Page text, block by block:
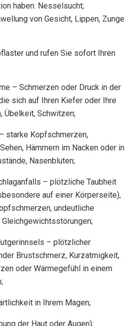
haben: Nesselsucht;
von Gesicht, Lippen, Zunge
und rufen Sie sofort Ihren
– Schmerzen oder Druck in der
sich auf Ihren Kiefer oder Ihre
Übelkeit, Schwitzen;
starke Kopfschmerzen,
Hämmern im Nacken oder in
Nasenbluten;
– plötzliche Taubheit
auf einer Körperseite),
undeutliche
– plötzlicher
Brustschmerz, Kurzatmigkeit,
oder Wärmegefühl in einem
in Ihrem Magen;
der Haut oder Augen);